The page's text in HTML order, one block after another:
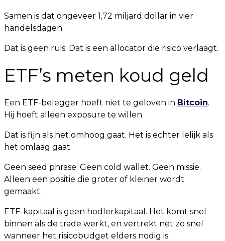
Samen is dat ongeveer 1,72 miljard dollar in vier
handelsdagen.
Dat is geen ruis. Dat is een allocator die risico verlaagt.
ETF’s meten koud geld
Een ETF-belegger hoeft niet te geloven in Bitcoin.
Hij hoeft alleen exposure te willen.
Dat is fijn als het omhoog gaat. Het is echter lelijk als
het omlaag gaat.
Geen seed phrase. Geen cold wallet. Geen missie.
Alleen een positie die groter of kleiner wordt
gemaakt.
ETF-kapitaal is geen hodlerkapitaal. Het komt snel
binnen als de trade werkt, en vertrekt net zo snel
wanneer het risicobudget elders nodig is.